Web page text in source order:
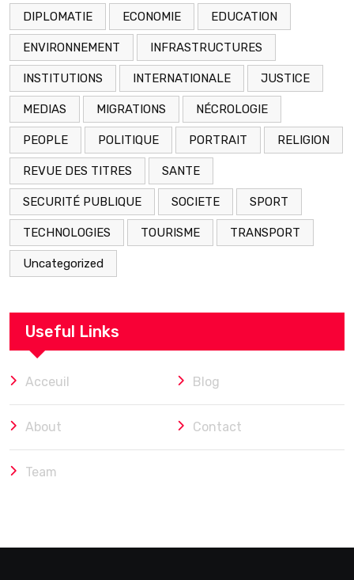
DIPLOMATIE ECONOMIE EDUCATION
ENVIRONNEMENT INFRASTRUCTURES
INSTITUTIONS INTERNATIONALE JUSTICE
MEDIAS MIGRATIONS NÉCROLOGIE
PEOPLE POLITIQUE PORTRAIT RELIGION
REVUE DES TITRES SANTE
SECURITÉ PUBLIQUE SOCIETE SPORT
TECHNOLOGIES TOURISME TRANSPORT
Uncategorized
Useful Links
Acceuil Blog
About Contact
Team